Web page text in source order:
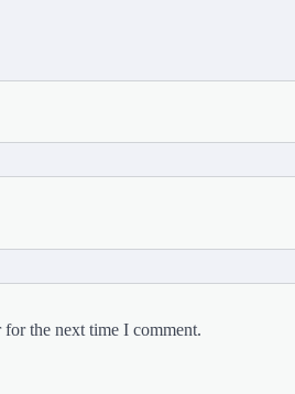
the next time I comment.